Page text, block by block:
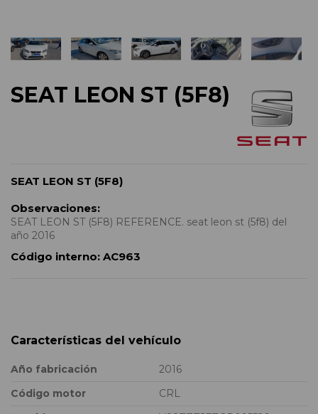
SEAT LEON ST (5F8)
SEAT LEON ST (5F8)
Observaciones:
SEAT LEON ST (5F8) REFERENCE. seat leon st (5f8) del
año 2016
Código interno: AC963
Características del vehículo
Año fabricación
2016
Código motor
CRL